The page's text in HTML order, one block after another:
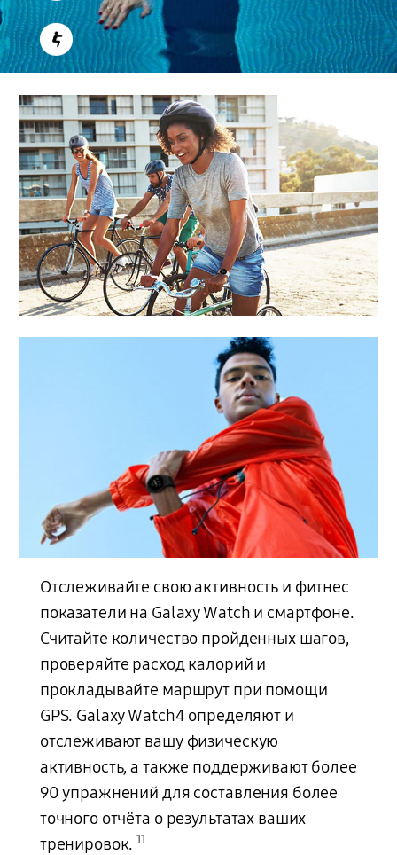
Отслеживайте свою активность и фитнес
показатели на Galaxy Watch и смартфоне.
Считайте количество пройденных шагов,
проверяйте расход калорий и
прокладывайте маршрут при помощи
GPS. Galaxy Watch4 определяют и
отслеживают вашу физическую
активность, а также поддерживают более
90 упражнений для составления более
точного отчёта о результатах ваших
тренировок. 11